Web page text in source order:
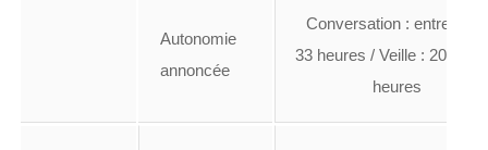
Autonomie
annoncée
Conversation : entre 25 et
33 heures / Veille : 200 à
heures